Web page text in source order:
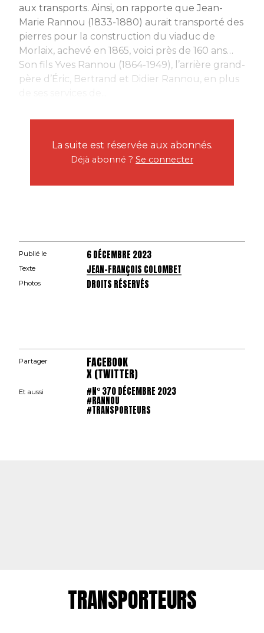
aux transports. Ainsi, on rapporte que Jean-
Marie Rannou (1833-1880) aurait transporté des
pierres pour la construction du viaduc de
Morlaix, achevé en 1865, voici près de 160 ans…
Son fils Yves Rannou (1864-1949), l’arrière grand-
père d’Éric, Bertrand et Didier Rannou, en plus
La suite est réservée aux abonnés.
Déjà abonné ? Se connecter
Publié le 6 DÉCEMBRE 2023
Texte JEAN-FRANÇOIS COLOMBET
Photos DROITS RÉSERVÉS
Partager FACEBOOK
X (TWITTER)
Et aussi #N° 370 DÉCEMBRE 2023
#RANNOU
#TRANSPORTEURS
TRANSPORTEURS